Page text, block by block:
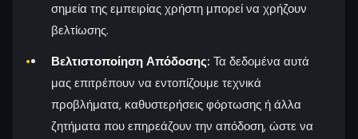
σημεία της εμπειρίας χρήστη μπορεί να χρήζουν
βελτίωσης.
Βελτιστοποίηση Απόδοσης: Τα δεδομένα αυτά
μας επιτρέπουν να εντοπίζουμε τεχνικά
προβλήματα, καθυστερήσεις φόρτωσης ή άλλα
ζητήματα που επηρεάζουν την απόδοση, ώστε να